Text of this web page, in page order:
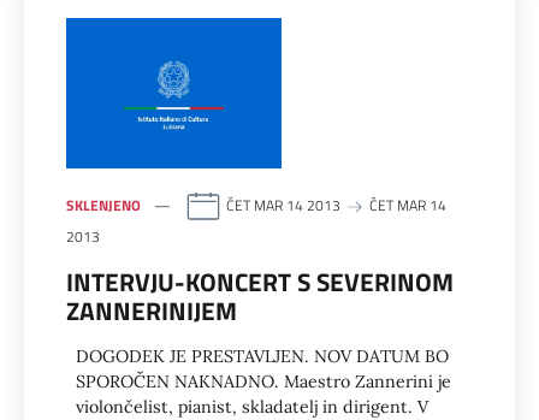
SKLENJENO ČET MAR 14 2013
ČET MAR 14
2013
INTERVJU-KONCERT S SEVERINOM
ZANNERINIJEM
DOGODEK JE PRESTAVLJEN. NOV DATUM BO
SPOROČEN NAKNADNO. Maestro Zannerini je
violončelist, pianist, skladatelj in dirigent. V